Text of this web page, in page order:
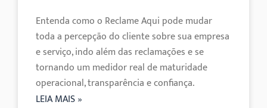
Entenda como o Reclame Aqui pode mudar
toda a percepção do cliente sobre sua empresa
e serviço, indo além das reclamações e se
tornando um medidor real de maturidade
operacional, transparência e confiança.
LEIA MAIS »